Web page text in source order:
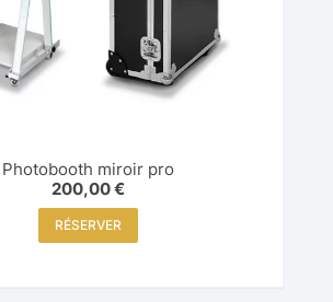
Photobooth miroir pro
200,00€
RÉSERVER